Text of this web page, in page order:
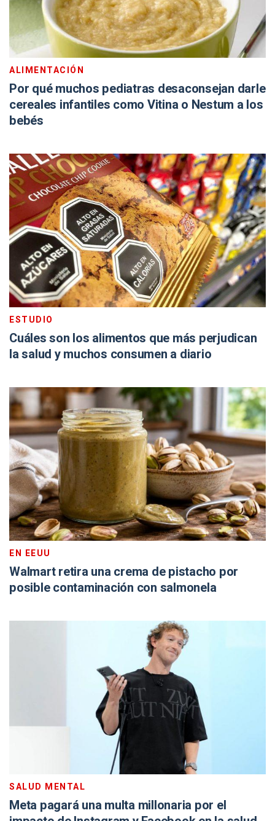
ALIMENTACIÓN
Por qué muchos pediatras desaconsejan darle
cereales infantiles como Vitina o Nestum a los
bebés
ESTUDIO
Cuáles son los alimentos que más perjudican
la salud y muchos consumen a diario
EN EEUU
Walmart retira una crema de pistacho por
posible contaminación con salmonela
SALUD MENTAL
Meta pagará una multa millonaria por el